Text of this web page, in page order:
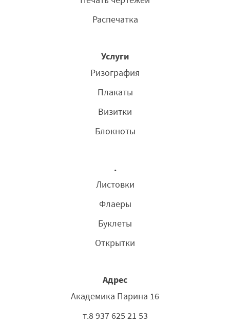
Распечатка
Услуги
Ризография
Плакаты
Визитки
Блокноты
.
Листовки
Флаеры
Буклеты
Открытки
Адрес
Академика Парина 16
т.8 937 625 21 53